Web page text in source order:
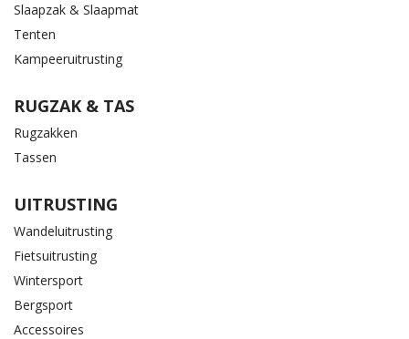
Slaapzak & Slaapmat
Tenten
Kampeeruitrusting
RUGZAK & TAS
Rugzakken
Tassen
UITRUSTING
Wandeluitrusting
Fietsuitrusting
Wintersport
Bergsport
Accessoires